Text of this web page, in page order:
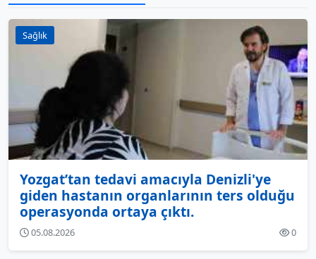
Sağlık
Yozgat’tan tedavi amacıyla Denizli'ye
giden hastanın organlarının ters olduğu
operasyonda ortaya çıktı.
05.08.2026 0